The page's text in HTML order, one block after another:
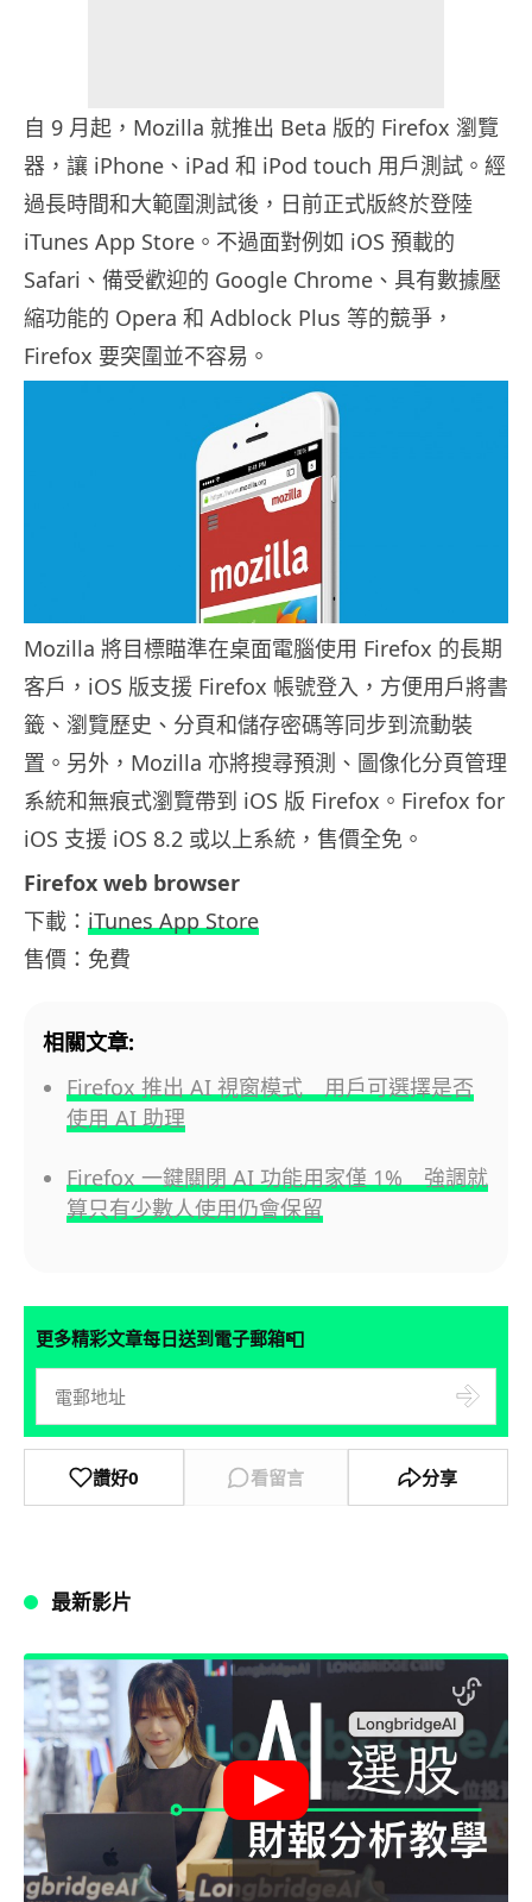
自 9 月起，Mozilla 就推出 Beta 版的 Firefox 瀏覽
器，讓 iPhone、iPad 和 iPod touch 用戶測試。經
過長時間和大範圍測試後，日前正式版終於登陸
iTunes App Store。不過面對例如 iOS 預載的
Safari、備受歡迎的 Google Chrome、具有數據壓
縮功能的 Opera 和 Adblock Plus 等的競爭，
Firefox 要突圍並不容易。
Mozilla 將目標瞄準在桌面電腦使用 Firefox 的長期
客戶，iOS 版支援 Firefox 帳號登入，方便用戶將書
籤、瀏覽歷史、分頁和儲存密碼等同步到流動裝
置。另外，Mozilla 亦將搜尋預測、圖像化分頁管理
系統和無痕式瀏覽帶到 iOS 版 Firefox。Firefox for
iOS 支援 iOS 8.2 或以上系統，售價全免。
Firefox web browser
下載： iTunes App Store
售價：免費
相關文章:
Firefox 推出 AI 視窗模式 用戶可選擇是否
使用 AI 助理
Firefox 一鍵關閉 AI 功能用家僅 1% 強調就
算只有少數人使用仍會保留
更多精彩文章每日送到電子郵箱📮
讚好0 看留言 分享
最新影片